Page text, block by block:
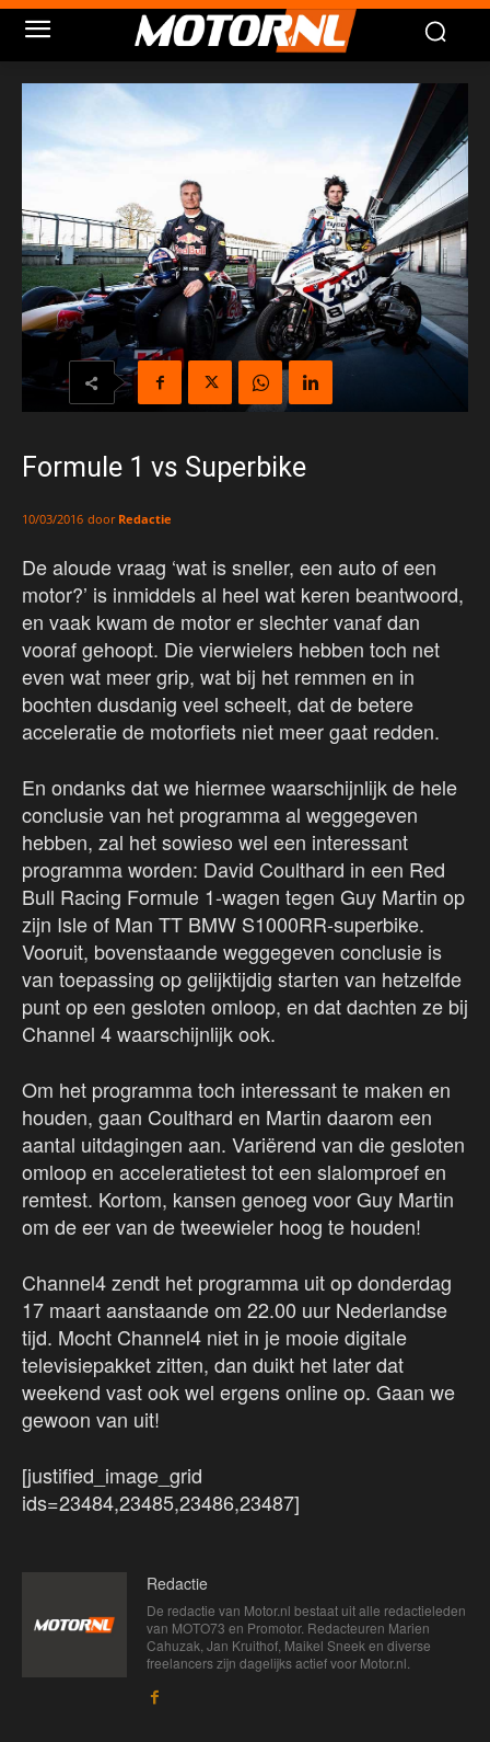
Formule 1 vs Superbike
10/03/2016 door Redactie
De aloude vraag ‘wat is sneller, een auto of een
motor?’ is inmiddels al heel wat keren beantwoord,
en vaak kwam de motor er slechter vanaf dan
vooraf gehoopt. Die vierwielers hebben toch net
even wat meer grip, wat bij het remmen en in
bochten dusdanig veel scheelt, dat de betere
acceleratie de motorfiets niet meer gaat redden.
En ondanks dat we hiermee waarschijnlijk de hele
conclusie van het programma al weggegeven
hebben, zal het sowieso wel een interessant
programma worden: David Coulthard in een Red
Bull Racing Formule 1-wagen tegen Guy Martin op
zijn Isle of Man TT BMW S1000RR-superbike.
Vooruit, bovenstaande weggegeven conclusie is
van toepassing op gelijktijdig starten van hetzelfde
punt op een gesloten omloop, en dat dachten ze bij
Channel 4 waarschijnlijk ook.
Om het programma toch interessant te maken en
houden, gaan Coulthard en Martin daarom een
aantal uitdagingen aan. Variërend van die gesloten
omloop en acceleratietest tot een slalomproef en
remtest. Kortom, kansen genoeg voor Guy Martin
om de eer van de tweewieler hoog te houden!
Channel4 zendt het programma uit op donderdag
17 maart aanstaande om 22.00 uur Nederlandse
tijd. Mocht Channel4 niet in je mooie digitale
televisiepakket zitten, dan duikt het later dat
weekend vast ook wel ergens online op. Gaan we
gewoon van uit!
[justified_image_grid
ids=23484,23485,23486,23487]
Redactie
De redactie van Motor.nl bestaat uit alle redactieleden
van MOTO73 en Promotor. Redacteuren Marien
Cahuzak, Jan Kruithof, Maikel Sneek en diverse
freelancers zijn dagelijks actief voor Motor.nl.